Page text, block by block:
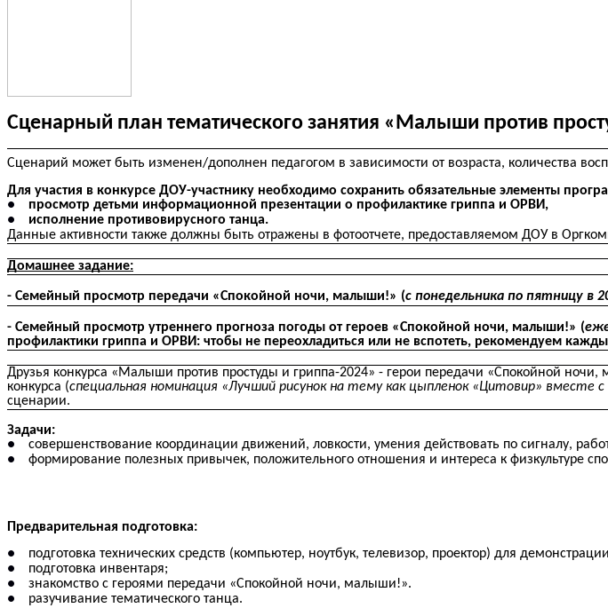
Сценарный план тематического занятия «Малыши против
Сценарий может быть изменен/дополнен педагогом в зависимости от возраста, количества
Для участия в конкурсе ДОУ-участнику необходимо сохранить обязательные элементы
просмотр детьми информационной презентации о профилактике гриппа и ОРВИ,
исполнение противовирусного танца.
Данные активности также должны быть отражены в фотоотчете, предоставляемом ДОУ в
Домашнее задание:
- Семейный просмотр передачи «Спокойной ночи, малыши!» (с понедельника по пятницу в
- Семейный просмотр утреннего прогноза погоды от героев «Спокойной ночи, малыши!» (
профилактики гриппа и ОРВИ: чтобы не переохладиться или не вспотеть, рекомендуем
Друзья конкурса «Малыши против простуды и гриппа-2024» - герои передачи «Спокойной
конкурса (специальная номинация «Лучший рисунок на тему как цыпленок «Цитовир»
сценарии.
Задачи:
совершенствование координации движений, ловкости, умения действовать по сигналу,
формирование полезных привычек, положительного отношения и интереса к физкультуре
Предварительная подготовка:
подготовка технических средств (компьютер, ноутбук, телевизор, проектор) для
подготовка инвентаря;
знакомство с героями передачи «Спокойной ночи, малыши!».
разучивание тематического танца.